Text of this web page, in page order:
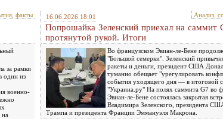
факты
за рамки
один из
военно-
на
16.06.2026 18:01 Анализ,
Попрошайка Зеленский приехал на саммит
протянутой рукой. Итоги
Во французском Эвиан-ле-Бене
"Большой семерки". Зеленский
ракеты и деньги, президент США
туманно обещает "урегулировать
события уходящего дня — в итоговой
"Украина.ру" На полях саммита G7 во
Эвиан-ле-Бене состоялась закрытая
Владимира Зеленского, президента
Трампа и президента Франции Эммануэля Макрона.